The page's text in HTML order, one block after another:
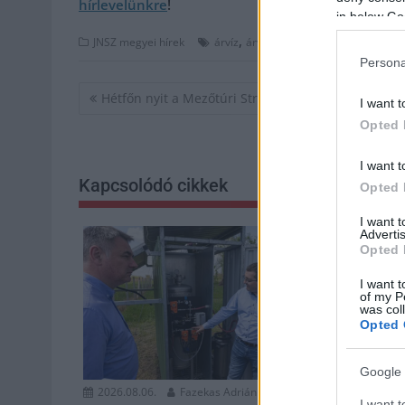
in below
I want
Opted
I want
Opted
I want
Opted
I want
of my
was
Opted
Google
hírlevelünkre!
JNSZ megyei hírek árvíz, árvízvédelmi gyakorlat
Bejegyzés
Hétfőn nyit a Mezőtúri Strandfürdő
Kapcsolódó cikkek
2026.08.06. Fazekas Adrián